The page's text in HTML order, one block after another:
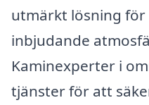
utmärkt lösning för
inbjudande
Kaminexperter i
tjänster för att